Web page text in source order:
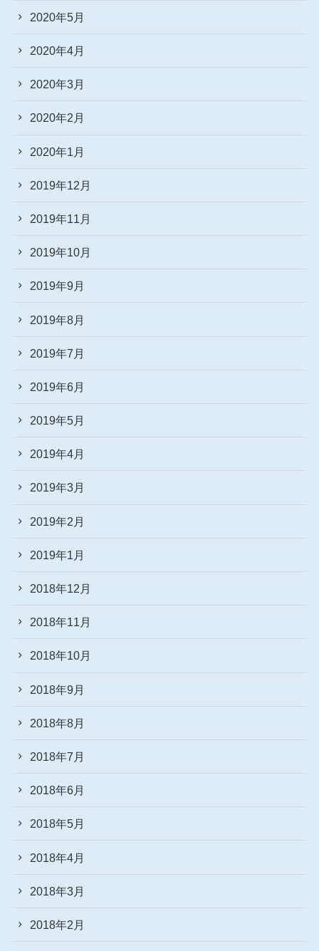
2020年5月
2020年4月
2020年3月
2020年2月
2020年1月
2019年12月
2019年11月
2019年10月
2019年9月
2019年8月
2019年7月
2019年6月
2019年5月
2019年4月
2019年3月
2019年2月
2019年1月
2018年12月
2018年11月
2018年10月
2018年9月
2018年8月
2018年7月
2018年6月
2018年5月
2018年4月
2018年3月
2018年2月